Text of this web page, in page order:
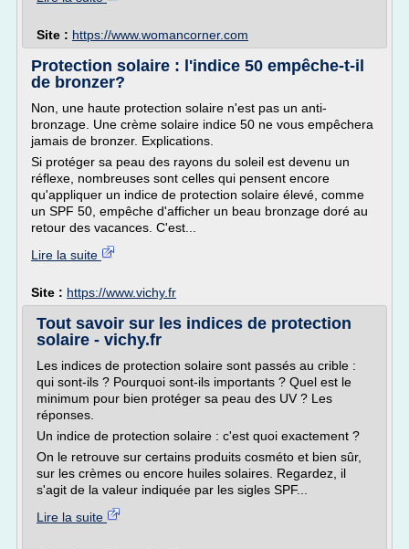
Site : https://www.womancorner.com
Protection solaire : l'indice 50 empêche-t-il
de bronzer?
Non, une haute protection solaire n'est pas un anti-
bronzage. Une crème solaire indice 50 ne vous empêchera
jamais de bronzer. Explications.
Si protéger sa peau des rayons du soleil est devenu un
réflexe, nombreuses sont celles qui pensent encore
qu'appliquer un indice de protection solaire élevé, comme
un SPF 50, empêche d'afficher un beau bronzage doré au
retour des vacances. C'est...
Lire la suite
Site : https://www.vichy.fr
Tout savoir sur les indices de protection
solaire - vichy.fr
Les indices de protection solaire sont passés au crible :
qui sont-ils ? Pourquoi sont-ils importants ? Quel est le
minimum pour bien protéger sa peau des UV ? Les
réponses.
Un indice de protection solaire : c'est quoi exactement ?
On le retrouve sur certains produits cosméto et bien sûr,
sur les crèmes ou encore huiles solaires. Regardez, il
s'agit de la valeur indiquée par les sigles SPF...
Lire la suite